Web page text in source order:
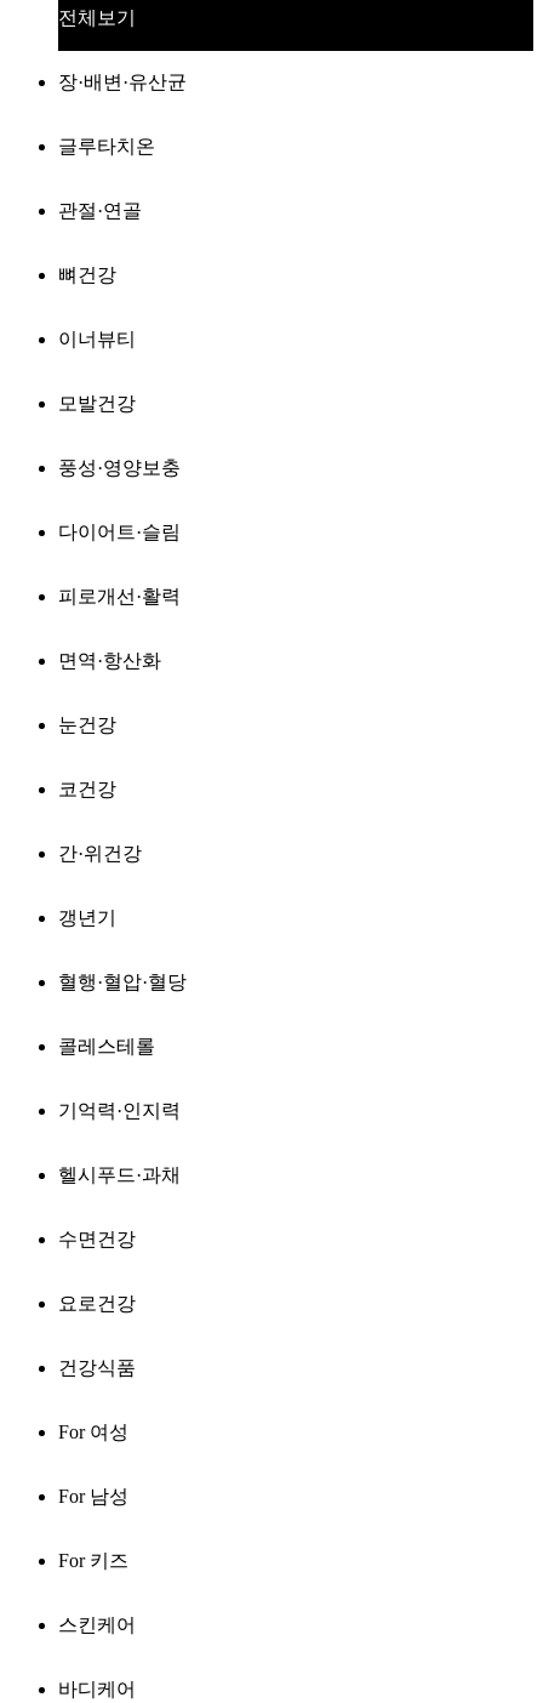
전체보기
장·배변·유산균
글루타치온
관절·연골
뼈건강
이너뷰티
모발건강
풍성·영양보충
다이어트·슬림
피로개선·활력
면역·항산화
눈건강
코건강
간·위건강
갱년기
혈행·혈압·혈당
콜레스테롤
기억력·인지력
헬시푸드·과채
수면건강
요로건강
건강식품
For 여성
For 남성
For 키즈
스킨케어
바디케어